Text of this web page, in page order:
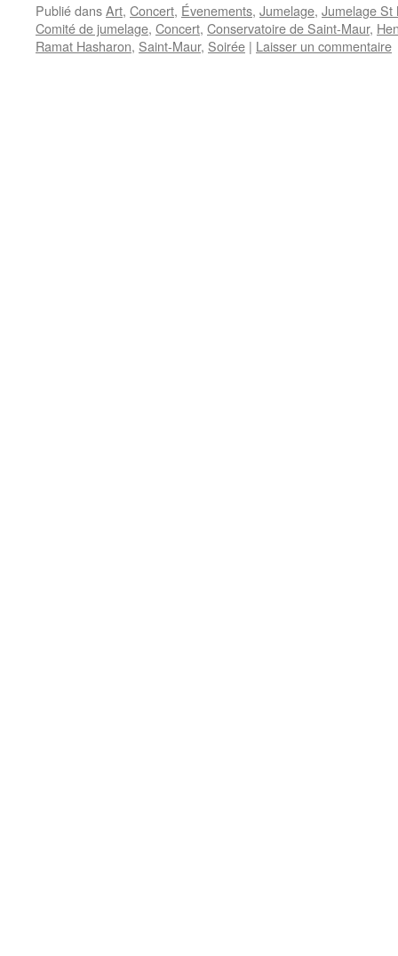
Publié dansArt, Concert, Évenements, Jumelage, Jumelage St
Comité de jumelage, Concert, Conservatoire de Saint-Maur,
Ramat Hasharon, Saint-Maur, Soirée | Laisser un commentaire